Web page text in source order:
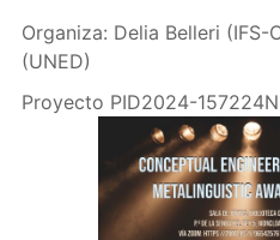
Organiza: Delia Belleri (IFS-
(UNED)
Proyecto PID2024-